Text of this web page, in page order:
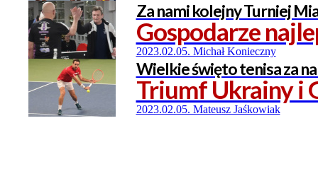
Za nami kolejny Turniej
Gospodarze
2023.02.05. Michał Konieczny
Wielkie święto tenisa za
Triumf Ukrainy i
2023.02.05. Mateusz Jaśkowiak